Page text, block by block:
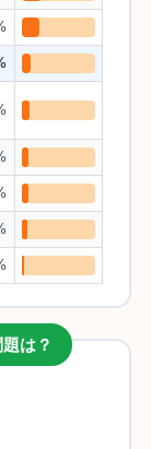
は？